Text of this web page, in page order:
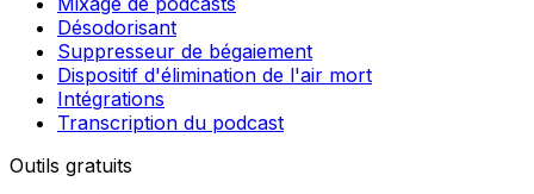
Désodorisant
Suppresseur de bégaiement
Dispositif d'élimination de l'air mort
Intégrations
Transcription du podcast
Outils gratuits